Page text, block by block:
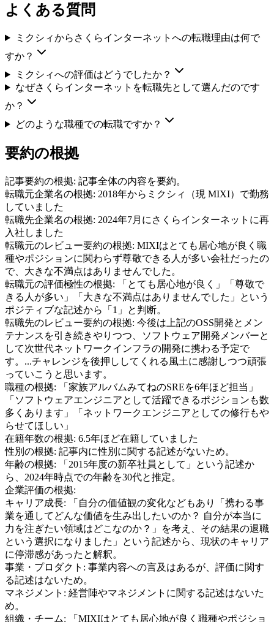
よくある質問
ミクシィからさくらインターネットへの転職理由は何で
すか？
ミクシィへの評価はどうでしたか？
なぜさくらインターネットを転職先として選んだのです
か？
どのような職種での転職ですか？
要約の根拠
記事要約の根拠: 記事全体の内容を要約。
転職元企業名の根拠: 2018年からミクシィ（現 MIXI）で勤務
していました
転職先企業名の根拠: 2024年7月にさくらインターネットに再
入社しました
転職元のレビュー要約の根拠: MIXIはとても居心地が良く職
種やポジションに関わらず尊敬できる人が多い会社だったの
で、大きな不満点はありませんでした。
転職元の評価極性の根拠:
「とても居心地が良く」「尊敬で
きる人が多い」「大きな不満点はありませんでした」という
ポジティブな記述から「1」と判断。
転職先のレビュー要約の根拠: 今後は上記のOSS開発とメン
テナンスを引き続きやりつつ、ソフトウェア開発メンバーと
して次世代ネットワークインフラの開発に携わる予定で
す。...チャレンジを後押ししてくれる風土に感謝しつつ頑張
っていこうと思います。
職種の根拠:
「家族アルバムみてねのSREを6年ほど担当」
「ソフトウェアエンジニアとして活躍できるポジションも数
多くあります」「ネットワークエンジニアとしての修行もや
らせてほしい」
在籍年数の根拠: 6.5年ほど在籍していました
性別の根拠: 記事内に性別に関する記述がないため。
年齢の根拠:
「2015年度の新卒社員として」という記述か
ら、2024年時点での年齢を30代と推定。
企業評価の根拠:
キャリア成長:
「自分の価値観の変化などもあり「携わる事
業を通してどんな価値を生み出したいのか？ 自分が本当に
力を注ぎたい領域はどこなのか？」を考え、その結果の退職
という選択になりました」という記述から、現状のキャリア
に停滞感があったと解釈。
事業・プロダクト : 事業内容への言及はあるが、評価に関す
る記述はないため。
マネジメント : 経営陣やマネジメントに関する記述はないた
め。
組織・チーム:
「MIXIはとても居心地が良く職種やポジショ